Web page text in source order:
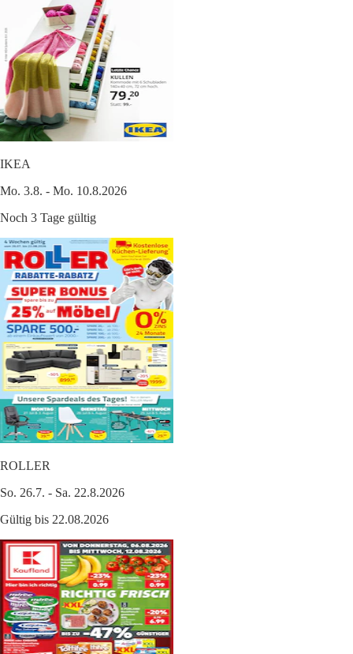
IKEA
Mo. 3.8. - Mo. 10.8.2026
Noch 3 Tage gültig
ROLLER
So. 26.7. - Sa. 22.8.2026
Gültig bis 22.08.2026